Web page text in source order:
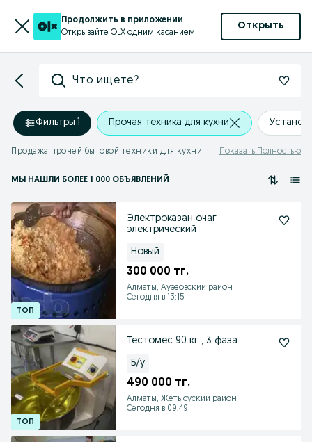
Продолжить в приложении
Открывайте OLX одним касанием
Открыть
Что ищете?
Фильтры·1 Прочая техника для кухни
Продажа прочей бытовой техники для кухни Показать Полностью
МЫ НАШЛИ БОЛЕЕ 1 000 ОБЪЯВЛЕНИЙ
Электроказан очаг
электрический
Новый
300 000 тг.
Алматы, Ауэзовский район
Сегодня в 13:15
Тестомес 90 кг , 3 фаза
Б/у
490 000 тг.
Алматы, Жетысуский район
Сегодня в 09:49